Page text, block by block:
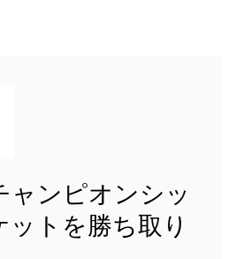
ャンピオンシッ
トを勝ち取り